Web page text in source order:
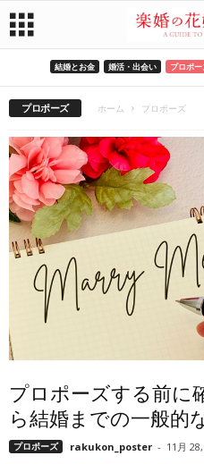
結婚とお金 婚活・出会い プロポー
プロポーズ ホーム プロポーズ
プロポーズする前に
ら結婚までの一般的
プロポーズ rakukon_poster - 11月